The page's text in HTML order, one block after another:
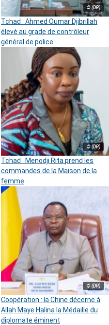
© (DR)
Tchad : Ahmed Oumar Djibrillah
élevé au grade de contrôleur
général de police
© (DR)
Tchad : Menodji Rita prend les
commandes de la Maison de la
femme
© (DR)
Coopération : la Chine décerne à
Allah Maye Halina la Médaille du
diplomate éminent